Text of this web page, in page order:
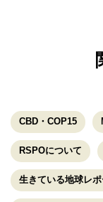
CBD・COP15
RSPOについて
生きている地球レ